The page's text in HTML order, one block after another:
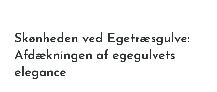
Skønheden ved Egetræsgulve:
Afdækningen af egegulvets
elegance